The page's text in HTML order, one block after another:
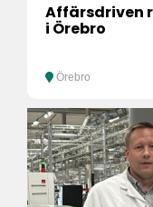
Affärsdriven
i Örebro
Örebro